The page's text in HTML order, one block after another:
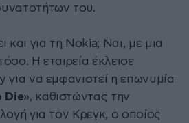
του.
και για τη Nokia; Ναι, με μια
Η εταιρεία έκλεισε
για να εμφανιστεί η επωνυμία
Die», καθιστώντας την
για τον Κρεγκ, ο οποίος